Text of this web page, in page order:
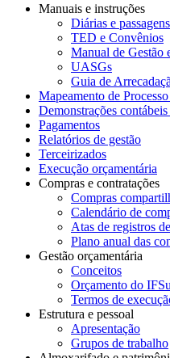
Manuais e instruções
Diárias e passagens
TED e Convênios
Manual de Gestão
UASGs
Guia de
Mapeamento de
Demonstrações
Pagamentos
Relatórios de gestão
Terceirizados
Execução orçamentária
Compras e contratações
Compras
Calendário de
Atas de registros
Plano anual das
Gestão orçamentária
Conceitos
Orçamento do
Termos de
Estrutura e pessoal
Apresentação
Grupos de trabalho